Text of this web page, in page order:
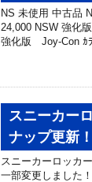
NS 未使用 中古品
24,000 NSW 強化
強化版 Joy-Con ｶ
スニーカー
ナップ更新！
スニーカーロッカ
一部変更しました